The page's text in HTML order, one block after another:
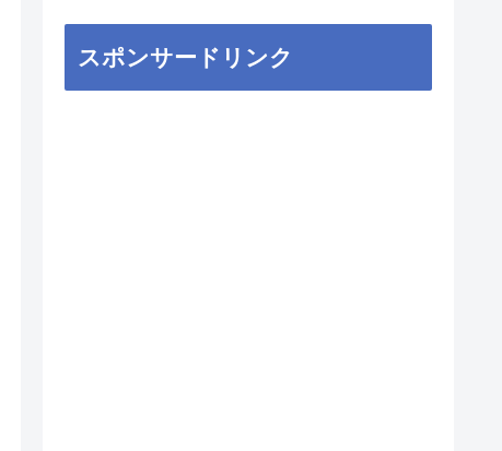
スポンサードリンク